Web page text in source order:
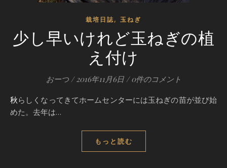
栽培日誌, 玉ねぎ
少し早いけれど玉ねぎの植
え付け
おーつ / 2016年11月6日 / 0件のコメント
秋らしくなってきてホームセンターには玉ねぎの苗が並び始
めた。去年は…
もっと読む